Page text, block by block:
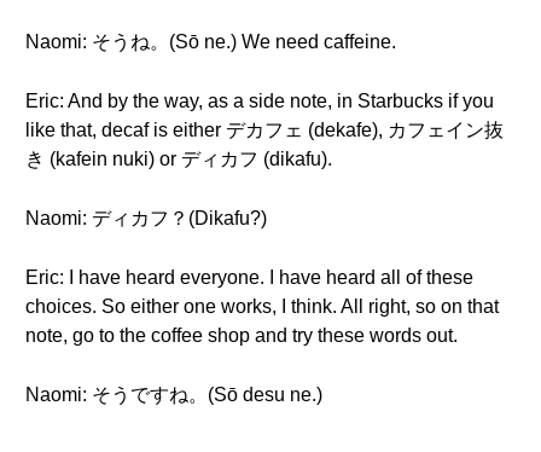
Naomi: そうね。(Sō ne.) We need caffeine.
Eric: And by the way, as a side note, in Starbucks if you
like that, decaf is either デカフェ (dekafe), カフェイン抜
き (kafein nuki) or ディカフ (dikafu).
Naomi: ディカフ？(Dikafu?)
Eric: I have heard everyone. I have heard all of these
choices. So either one works, I think. All right, so on that
note, go to the coffee shop and try these words out.
Naomi: そうですね。(Sō desu ne.)